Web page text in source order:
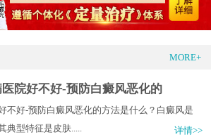
MORE+
院好不好-预防白癜风恶化的
不好-预防白癜风恶化的方法是什么？白癜风是
典型特征是皮肤.....
详情>>